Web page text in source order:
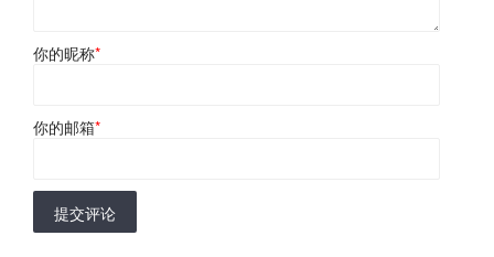
你的昵称*
你的邮箱*
提交评论